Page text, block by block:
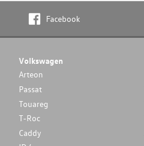
Facebook
Volkswagen
Arteon
Passat
Touareg
T-Roc
Caddy